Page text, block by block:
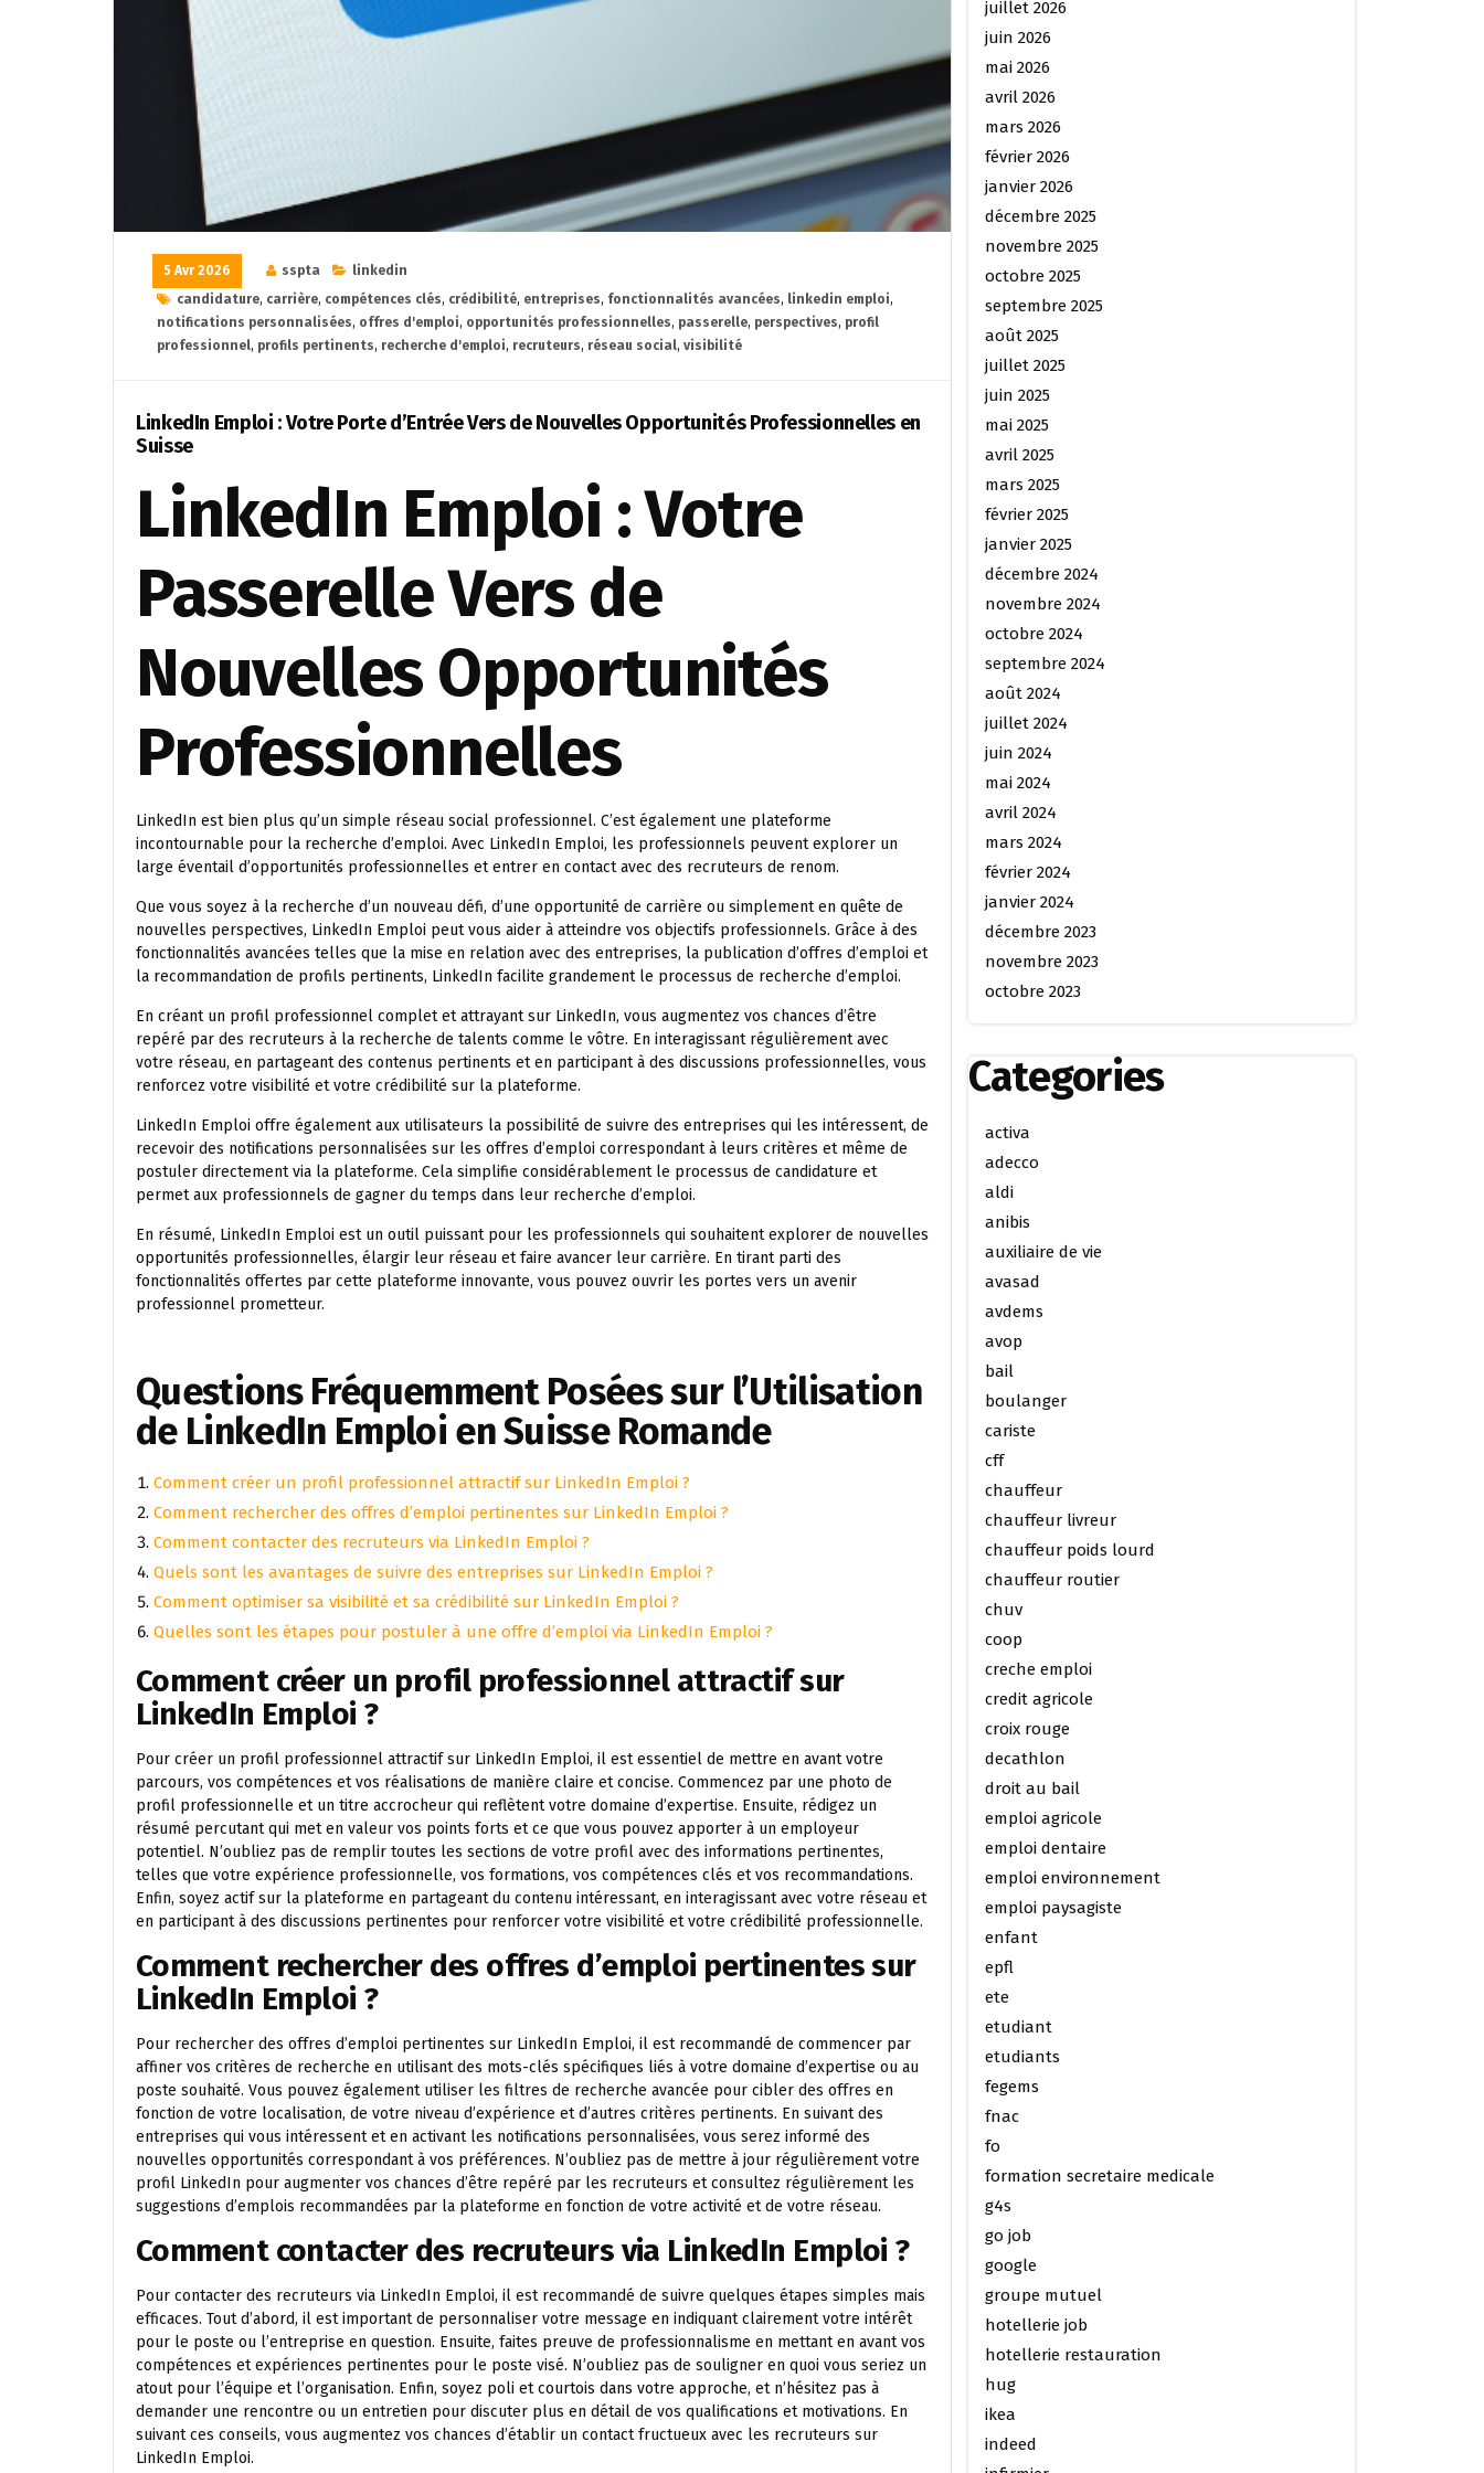
5 Avr 2026 sspta
linkedin
candidature, carrière, compétences clés, crédibilité, entreprises, fonctionnalités avancées, linkedin emploi,
notifications personnalisées, offres d'emploi, opportunités professionnelles, passerelle, perspectives, profil
professionnel, profils pertinents, recherche d'emploi, recruteurs, réseau social, visibilité
LinkedIn Emploi : Votre Porte d’Entrée Vers de Nouvelles Opportunités Professionnelles en
Suisse
LinkedIn Emploi : Votre
Passerelle Vers de
Nouvelles Opportunités
Professionnelles
LinkedIn est bien plus qu’un simple réseau social professionnel. C’est également une plateforme
incontournable pour la recherche d’emploi. Avec LinkedIn Emploi, les professionnels peuvent explorer un
large éventail d’opportunités professionnelles et entrer en contact avec des recruteurs de renom.
Que vous soyez à la recherche d’un nouveau défi, d’une opportunité de carrière ou simplement en quête de
nouvelles perspectives, LinkedIn Emploi peut vous aider à atteindre vos objectifs professionnels. Grâce à des
fonctionnalités avancées telles que la mise en relation avec des entreprises, la publication d’offres d’emploi et
la recommandation de profils pertinents, LinkedIn facilite grandement le processus de recherche d’emploi.
En créant un profil professionnel complet et attrayant sur LinkedIn, vous augmentez vos chances d’être
repéré par des recruteurs à la recherche de talents comme le vôtre. En interagissant régulièrement avec
votre réseau, en partageant des contenus pertinents et en participant à des discussions professionnelles, vous
renforcez votre visibilité et votre crédibilité sur la plateforme.
LinkedIn Emploi offre également aux utilisateurs la possibilité de suivre des entreprises qui les intéressent, de
recevoir des notifications personnalisées sur les offres d’emploi correspondant à leurs critères et même de
postuler directement via la plateforme. Cela simplifie considérablement le processus de candidature et
permet aux professionnels de gagner du temps dans leur recherche d’emploi.
En résumé, LinkedIn Emploi est un outil puissant pour les professionnels qui souhaitent explorer de nouvelles
opportunités professionnelles, élargir leur réseau et faire avancer leur carrière. En tirant parti des
fonctionnalités offertes par cette plateforme innovante, vous pouvez ouvrir les portes vers un avenir
professionnel prometteur.
Questions Fréquemment Posées sur l’Utilisation
de LinkedIn Emploi en Suisse Romande
Comment créer un profil professionnel attractif sur LinkedIn Emploi ?
Comment rechercher des offres d’emploi pertinentes sur LinkedIn Emploi ?
Comment contacter des recruteurs via LinkedIn Emploi ?
Quels sont les avantages de suivre des entreprises sur LinkedIn Emploi ?
Comment optimiser sa visibilité et sa crédibilité sur LinkedIn Emploi ?
Quelles sont les étapes pour postuler à une offre d’emploi via LinkedIn Emploi ?
Comment créer un profil professionnel attractif sur
LinkedIn Emploi ?
Pour créer un profil professionnel attractif sur LinkedIn Emploi, il est essentiel de mettre en avant votre
parcours, vos compétences et vos réalisations de manière claire et concise. Commencez par une photo de
profil professionnelle et un titre accrocheur qui reflètent votre domaine d’expertise. Ensuite, rédigez un
résumé percutant qui met en valeur vos points forts et ce que vous pouvez apporter à un employeur
potentiel. N’oubliez pas de remplir toutes les sections de votre profil avec des informations pertinentes,
telles que votre expérience professionnelle, vos formations, vos compétences clés et vos recommandations.
Enfin, soyez actif sur la plateforme en partageant du contenu intéressant, en interagissant avec votre réseau et
en participant à des discussions pertinentes pour renforcer votre visibilité et votre crédibilité professionnelle.
Comment rechercher des offres d’emploi pertinentes sur
LinkedIn Emploi ?
Pour rechercher des offres d’emploi pertinentes sur LinkedIn Emploi, il est recommandé de commencer par
affiner vos critères de recherche en utilisant des mots-clés spécifiques liés à votre domaine d’expertise ou au
poste souhaité. Vous pouvez également utiliser les filtres de recherche avancée pour cibler des offres en
fonction de votre localisation, de votre niveau d’expérience et d’autres critères pertinents. En suivant des
entreprises qui vous intéressent et en activant les notifications personnalisées, vous serez informé des
nouvelles opportunités correspondant à vos préférences. N’oubliez pas de mettre à jour régulièrement votre
profil LinkedIn pour augmenter vos chances d’être repéré par les recruteurs et consultez régulièrement les
suggestions d’emplois recommandées par la plateforme en fonction de votre activité et de votre réseau.
Comment contacter des recruteurs via LinkedIn Emploi ?
Pour contacter des recruteurs via LinkedIn Emploi, il est recommandé de suivre quelques étapes simples mais
efficaces. Tout d’abord, il est important de personnaliser votre message en indiquant clairement votre intérêt
pour le poste ou l’entreprise en question. Ensuite, faites preuve de professionnalisme en mettant en avant vos
compétences et expériences pertinentes pour le poste visé. N’oubliez pas de souligner en quoi vous seriez un
atout pour l’équipe et l’organisation. Enfin, soyez poli et courtois dans votre approche, et n’hésitez pas à
demander une rencontre ou un entretien pour discuter plus en détail de vos qualifications et motivations. En
suivant ces conseils, vous augmentez vos chances d’établir un contact fructueux avec les recruteurs sur
LinkedIn Emploi.
juillet 2026
juin 2026
mai 2026
avril 2026
mars 2026
février 2026
janvier 2026
décembre 2025
novembre 2025
octobre 2025
septembre 2025
août 2025
juillet 2025
juin 2025
mai 2025
avril 2025
mars 2025
février 2025
janvier 2025
décembre 2024
novembre 2024
octobre 2024
septembre 2024
août 2024
juillet 2024
juin 2024
mai 2024
avril 2024
mars 2024
février 2024
janvier 2024
décembre 2023
novembre 2023
octobre 2023
Categories
activa
adecco
aldi
anibis
auxiliaire de vie
avasad
avdems
avop
bail
boulanger
cariste
cff
chauffeur
chauffeur livreur
chauffeur poids lourd
chauffeur routier
chuv
coop
creche emploi
credit agricole
croix rouge
decathlon
droit au bail
emploi agricole
emploi dentaire
emploi environnement
emploi paysagiste
enfant
epfl
ete
etudiant
etudiants
fegems
fnac
fo
formation secretaire medicale
g4s
go job
google
groupe mutuel
hotellerie job
hotellerie restauration
hug
ikea
indeed